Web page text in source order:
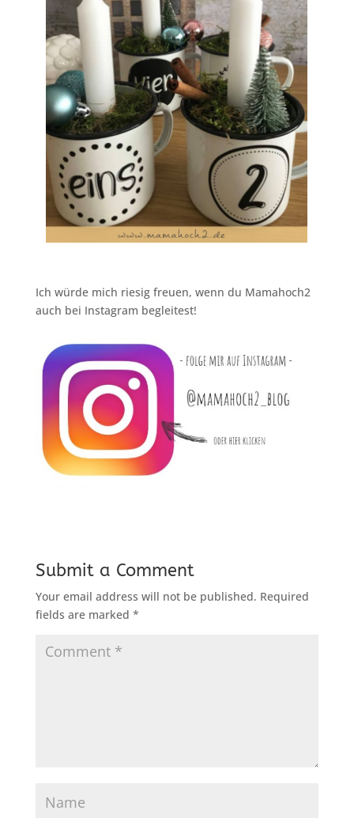
Ich würde mich riesig freuen, wenn du Mamahoch2
auch bei Instagram begleitest!
Submit a Comment
Your email address will not be published. Required
fields are marked *